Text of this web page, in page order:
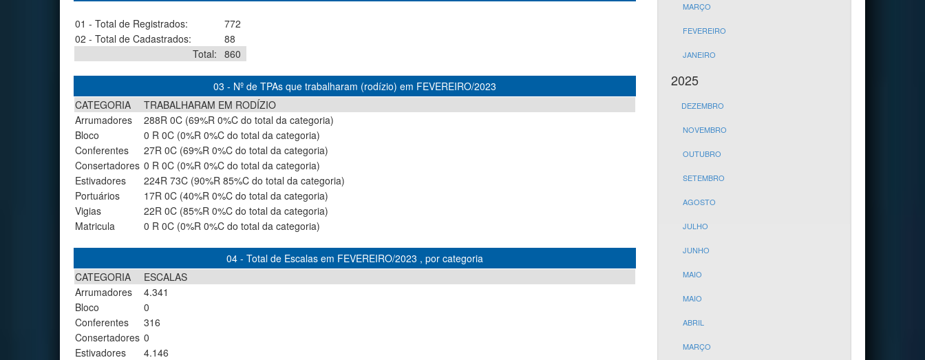
MARÇO
FEVEREIRO
JANEIRO
2025
DEZEMBRO
NOVEMBRO
OUTUBRO
SETEMBRO
AGOSTO
JULHO
JUNHO
MAIO
MAIO
ABRIL
MARÇO
01 - Total de Registrados:
772
02 - Total de Cadastrados:
88
Total: 860
03 - Nº de TPAs que trabalharam (rodízio) em FEVEREIRO/2023
CATEGORIA
TRABALHARAM EM RODÍZIO
Arrumadores
288R 0C (69%R 0%C do total da categoria)
Bloco
0 R 0C (0%R 0%C do total da categoria)
Conferentes
27R 0C (69%R 0%C do total da categoria)
Consertadores 0 R 0C (0%R 0%C do total da categoria)
Estivadores
224R 73C (90%R 85%C do total da categoria)
Portuários
17R 0C (40%R 0%C do total da categoria)
Vigias
22R 0C (85%R 0%C do total da categoria)
Matricula
0 R 0C (0%R 0%C do total da categoria)
04 - Total de Escalas em FEVEREIRO/2023 , por categoria
CATEGORIA
ESCALAS
Arrumadores
4.341
Bloco
0
Conferentes
316
Consertadores 0
Estivadores
4.146